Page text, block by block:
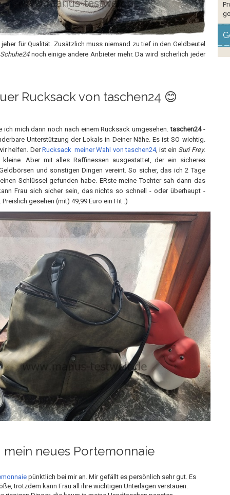
für Qualität. Zusätzlich muss niemand zu tief in den Geldbeutel
Schuhe24noch einige andere Anbieter mehr. Da wird sicherlich jeder
Rucksack von taschen24 😊
ich mich dann noch nach einem Rucksack umgesehen.taschen24 -
Unterstützung der Lokals in Deiner Nähe. Es ist SO wichtig.
helfen. DerRucksack meiner Wahl von taschen24, ist ein Suri Frey.
Aber mit alles Raffinessen ausgestattet, der ein sicheres
und sonstigen Dingen vereint. So sicher, das ich 2 Tage
Schlüssel gefunden habe. ERste meine Tochter sah dann das
Frau sich sicher sein, das nichts so schnell - oder überhaupt -
gesehen (mit) 49,99 Euro ein Hit :)
mein neues Portemonnaie
pünktlich bei mir an. Mir gefällt es persönlich sehr gut. Es
trotzdem kann Frau all ihre wichtigen Unterlagen verstauen.